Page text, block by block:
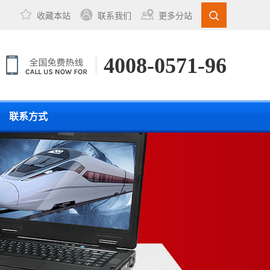
收藏本站 联系我们 更多分站
4008-0571-96
联系方式